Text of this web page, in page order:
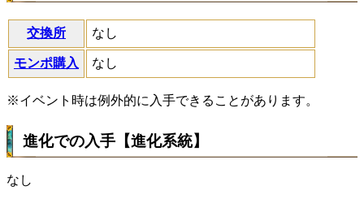
交換所 なし
モンポ購入 なし
※イベント時は例外的に入手できることがあります。
進化での入手【進化系統】
なし